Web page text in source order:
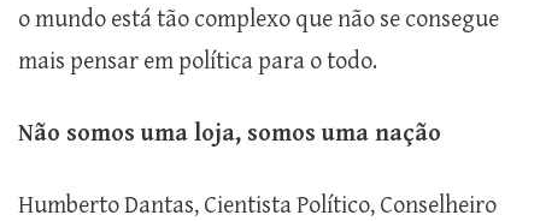
o mundo está tão complexo que não se consegue
mais pensar em política para o todo.
Não somos uma loja, somos uma nação
Humberto Dantas, Cientista Político, Conselheiro